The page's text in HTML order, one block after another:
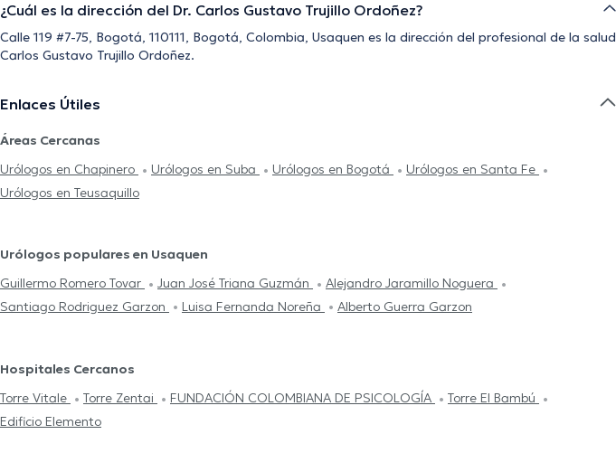
¿Cuál es la dirección del Dr. Carlos Gustavo Trujillo Ordoñez?
Calle 119 #7-75, Bogotá, 110111, Bogotá, Colombia, Usaquen es la dirección del profesional de la salud
Carlos Gustavo Trujillo Ordoñez.
Enlaces Útiles
Áreas Cercanas
Urólogos en Chapinero
Urólogos en Suba Urólogos en Bogotá
Urólogos en Santa Fe
Urólogos en Teusaquillo
Urólogos populares en Usaquen
Guillermo Romero Tovar
Juan José Triana Guzmán
Alejandro Jaramillo Noguera
Santiago Rodriguez Garzon
Luisa Fernanda Noreña Alberto Guerra Garzon
Hospitales Cercanos
Torre Vitale
Torre Zentai FUNDACIÓN COLOMBIANA DE PSICOLOGÍA
Torre El Bambú
Edificio Elemento